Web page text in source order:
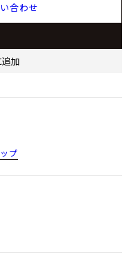
合わせ
加
プ